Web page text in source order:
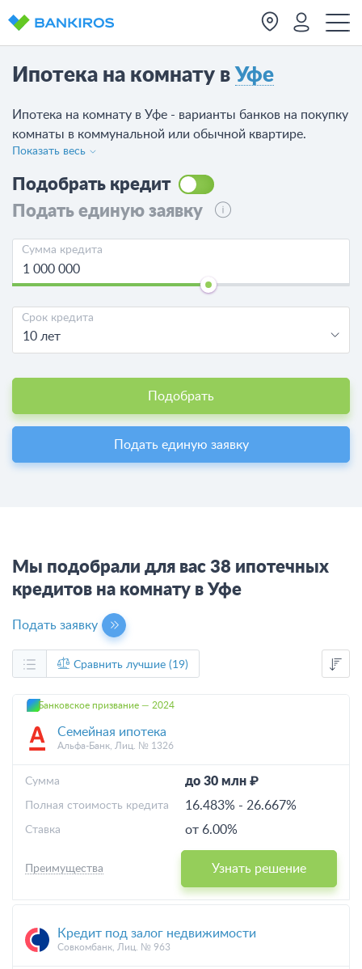
Ипотека на комнату в Уфе
Ипотека на комнату в Уфе - варианты банков на покупку
комнаты в коммунальной или обычной квартире.
Сравните 38 предложений от 18 банков. Сравните все
предложения, рассчитайте переплату калькулятором и
оформите ипотечный кредит на комнату в Уфе.
Показать весь
Подобрать кредит
Подать единую заявку
Сумма кредита
Срок кредита
10 лет
Подобрать
Подать единую заявку
Мы подобрали для вас 38 ипотечных
кредитов на комнату в Уфе
Подать заявку
Сравнить лучшие (19)
Банковское призвание — 2024
Семейная ипотека
Альфа-Банк, Лиц. № 1326
до 30 млн ₽
Cумма
16.483% - 26.667%
Полная стоимость кредита
от 6.00%
Ставка
Узнать решение
Преимущества
Кредит под залог недвижимости
Совкомбанк, Лиц. № 963